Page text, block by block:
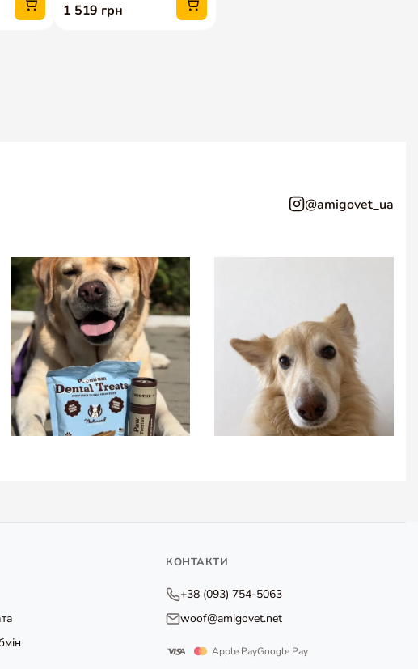
@amigovet_ua
КОНТАКТИ
+38 (093) 754-5063
woof@amigovet.net
Apple PayGoogle Pay